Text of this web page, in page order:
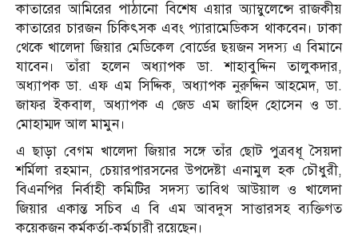
কাতারের আমিরের পাঠানো বিশেষ এয়ার অ্যাম্বুলেন্সে রাজকীয়
কাতারের চারজন চিকিৎসক এবং প্যারামেডিকস থাকবেন। ঢাকা
থেকে খালেদা জিয়ার মেডিকেল বোর্ডের ছয়জন সদস্য এ বিমানে
যাবেন। তাঁরা হলেন অধ্যাপক ডা. শাহাবুদ্দিন তালুকদার,
অধ্যাপক ডা. এফ এম সিদ্দিক, অধ্যাপক নুরুদ্দিন আহমেদ, ডা.
জাফর ইকবাল, অধ্যাপক এ জেড এম জাহিদ হোসেন ও ডা.
মোহাম্মদ আল মামুন।
এ ছাড়া বেগম খালেদা জিয়ার সঙ্গে তাঁর ছোট পুত্রবধূ সৈয়দা
শর্মিলা রহমান, চেয়ারপারসনের উপদেষ্টা এনামুল হক চৌধুরী,
বিএনপির নির্বাহী কমিটির সদস্য তাবিথ আউয়াল ও খালেদা
জিয়ার একান্ত সচিব এ বি এম আবদুস সাত্তারসহ ব্যক্তিগত
কয়েকজন কর্মকর্তা-কর্মচারী রয়েছেন।